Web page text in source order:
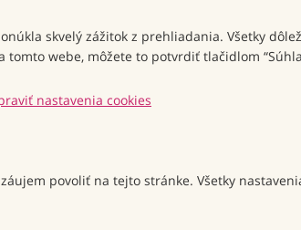
skvelý zážitok z prehliadania. Všetky
tomto webe, môžete to potvrdiť tlačidlom
nastavenia cookies
povoliť na tejto stránke. Všetky